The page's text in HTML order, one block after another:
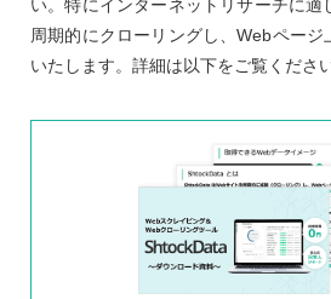
い。特にインターネットリサーチに適
周期的にクローリングし、Webペー
いたします。詳細は以下をご覧ください